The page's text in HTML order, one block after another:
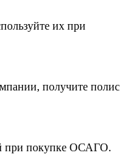
их при
получите полис
при покупке ОСАГО.